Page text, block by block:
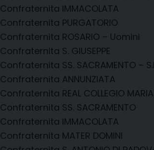
Confraternita IMMACOLATA
Confraternita PURGATORIO
Confraternita ROSARIO – Uomini
Confraternita S. GIUSEPPE
Confraternita SS. SACRAMENTO –
Confraternita ANNUNZIATA
Confraternita REAL COLLEGIO MARIA
Confraternita SS. SACRAMENTO
Confraternita IMMACOLATA
Confraternita MATER DOMINI